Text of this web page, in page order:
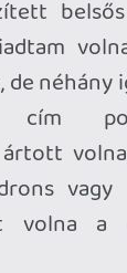
a standalone
nem
biztos
közösség
legtöbb játék
legtöbb
meg is kell
másiktól, ami
kijelző,
vezeték